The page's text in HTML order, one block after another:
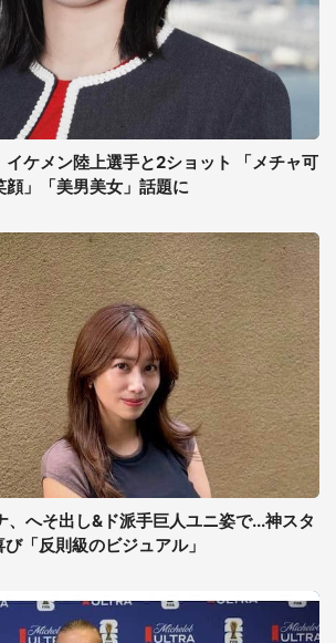
イケメン陸上選手と2ショット 「メチャ可
」「美男美女」話題に
、へそ出し&ド派手巨人ユニ姿で...神スタ
「反則級のビジュアル」